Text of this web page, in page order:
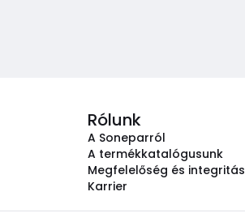
Rólunk
A Soneparról
A termékkatalógusunk
Megfelelőség és integritás
Karrier